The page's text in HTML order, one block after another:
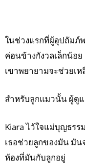
ในช่วงแรกที่ผู้อุปถัมภ์
ค่อนข้างกังวลเล็กน้อ
เขาพยายามจะช่วยเ
สำหรับลูกแมวนั้น ผู้ดู
Kiara ไว้ใจแม่บุญธร
เธอช่วยลูกของมัน มัน
ห้องที่มันกับลูกอยู่